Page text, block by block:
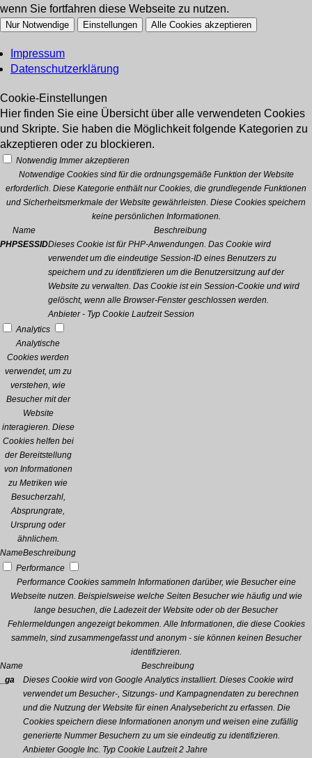
wenn Sie fortfahren diese Webseite zu nutzen.
Nur Notwendige Einstellungen Alle Cookies akzeptieren
Impressum
Datenschutzerklärung
Cookie-Einstellungen
Hier finden Sie eine Übersicht über alle verwendeten Cookies
und Skripte. Sie haben die Möglichkeit folgende Kategorien zu
akzeptieren oder zu blockieren.
Notwendig Immer akzeptieren
Notwendige Cookies sind für die ordnungsgemäße Funktion der Website
erforderlich. Diese Kategorie enthält nur Cookies, die grundlegende Funktionen
und Sicherheitsmerkmale der Website gewährleisten. Diese Cookies speichern
keine persönlichen Informationen.
Name
Beschreibung
PHPSESSIDDieses Cookie ist für PHP-Anwendungen. Das Cookie wird
verwendet um die eindeutige Session-ID eines Benutzers zu
speichern und zu identifizieren um die Benutzersitzung auf der
Website zu verwalten. Das Cookie ist ein Session-Cookie und wird
gelöscht, wenn alle Browser-Fenster geschlossen werden.
Anbieter - Typ Cookie Laufzeit Session
Analytics
Analytische
Cookies werden
verwendet, um zu
verstehen, wie
Besucher mit der
Website
interagieren. Diese
Cookies helfen bei
der Bereitstellung
von Informationen
zu Metriken wie
Besucherzahl,
Absprungrate,
Ursprung oder
ähnlichem.
NameBeschreibung
Performance
Performance Cookies sammeln Informationen darüber, wie Besucher eine
Webseite nutzen. Beispielsweise welche Seiten Besucher wie häufig und wie
lange besuchen, die Ladezeit der Website oder ob der Besucher
Fehlermeldungen angezeigt bekommen. Alle Informationen, die diese Cookies
sammeln, sind zusammengefasst und anonym - sie können keinen Besucher
identifizieren.
Name
Beschreibung
_ga
Dieses Cookie wird von Google Analytics installiert. Dieses Cookie wird
verwendet um Besucher-, Sitzungs- und Kampagnendaten zu berechnen
und die Nutzung der Website für einen Analysebericht zu erfassen. Die
Cookies speichern diese Informationen anonym und weisen eine zufällig
generierte Nummer Besuchern zu um sie eindeutig zu identifizieren.
Anbieter Google Inc. Typ Cookie Laufzeit 2 Jahre